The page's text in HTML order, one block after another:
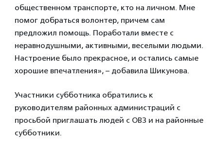
общественном транспорте, кто на личном. Мне
помог добраться волонтер, причем сам
предложил помощь. Поработали вместе с
неравнодушными, активными, веселыми людьми.
Настроение было прекрасное, и остались самые
хорошие впечатления», – добавила Шикунова.
Участники субботника обратились к
руководителям районных администраций с
просьбой приглашать людей с ОВЗ и на районные
субботники.